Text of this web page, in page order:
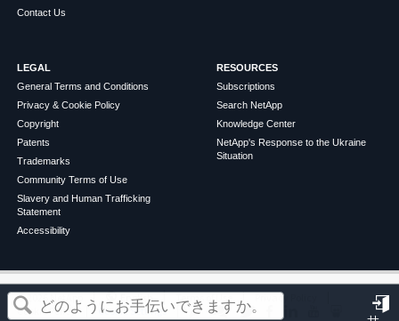
この記事は役に立ちましたか？
Contact Us
LEGAL
General Terms and Conditions
Privacy & Cookie Policy
Copyright
Patents
Trademarks
Community Terms of Use
Slavery and Human Trafficking
Statement
Accessibility
RESOURCES
Subscriptions
Search NetApp
Knowledge Center
NetApp's Response to the Ukraine
Situation
©2026NetApp English Terms of Use
Privacy Policy
Cookie Policy
Cookie Settings